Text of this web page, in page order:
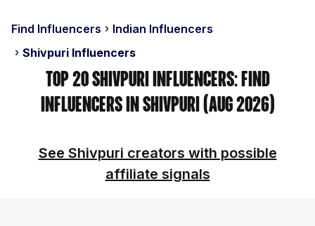
Find Influencers
Indian Influencers
Shivpuri Influencers
Top 20 Shivpuri Influencers: Find
Influencers in Shivpuri (Aug 2026)
See Shivpuri creators with possible
affiliate signals